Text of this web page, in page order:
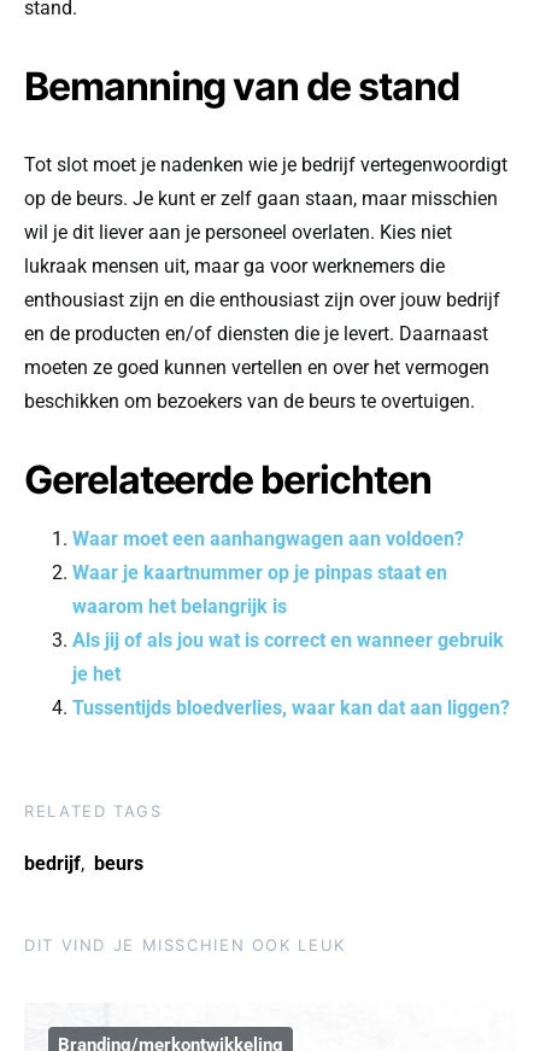
stand.
Bemanning van de stand
Tot slot moet je nadenken wie je bedrijf vertegenwoordigt
op de beurs. Je kunt er zelf gaan staan, maar misschien
wil je dit liever aan je personeel overlaten. Kies niet
lukraak mensen uit, maar ga voor werknemers die
enthousiast zijn en die enthousiast zijn over jouw bedrijf
en de producten en/of diensten die je levert. Daarnaast
moeten ze goed kunnen vertellen en over het vermogen
beschikken om bezoekers van de beurs te overtuigen.
Gerelateerde berichten
Waar moet een aanhangwagen aan voldoen?
Waar je kaartnummer op je pinpas staat en
waarom het belangrijk is
Als jij of als jou wat is correct en wanneer gebruik
je het
Tussentijds bloedverlies, waar kan dat aan liggen?
RELATED TAGS
bedrijf, beurs
DIT VIND JE MISSCHIEN OOK LEUK
Branding/merkontwikkeling